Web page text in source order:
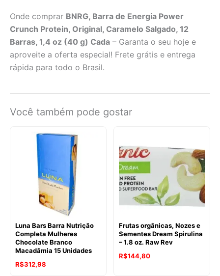
Onde comprar BNRG, Barra de Energia Power
Crunch Protein, Original, Caramelo Salgado, 12
Barras, 1,4 oz (40 g) Cada – Garanta o seu hoje e
aproveite a oferta especial! Frete grátis e entrega
rápida para todo o Brasil.
Você também pode gostar
Luna Bars Barra Nutrição
Completa Mulheres
Chocolate Branco
Macadâmia 15 Unidades
R$312,98
Frutas orgânicas, Nozes e
Sementes Dream Spirulina
– 1.8 oz. Raw Rev
O
R$144,80O